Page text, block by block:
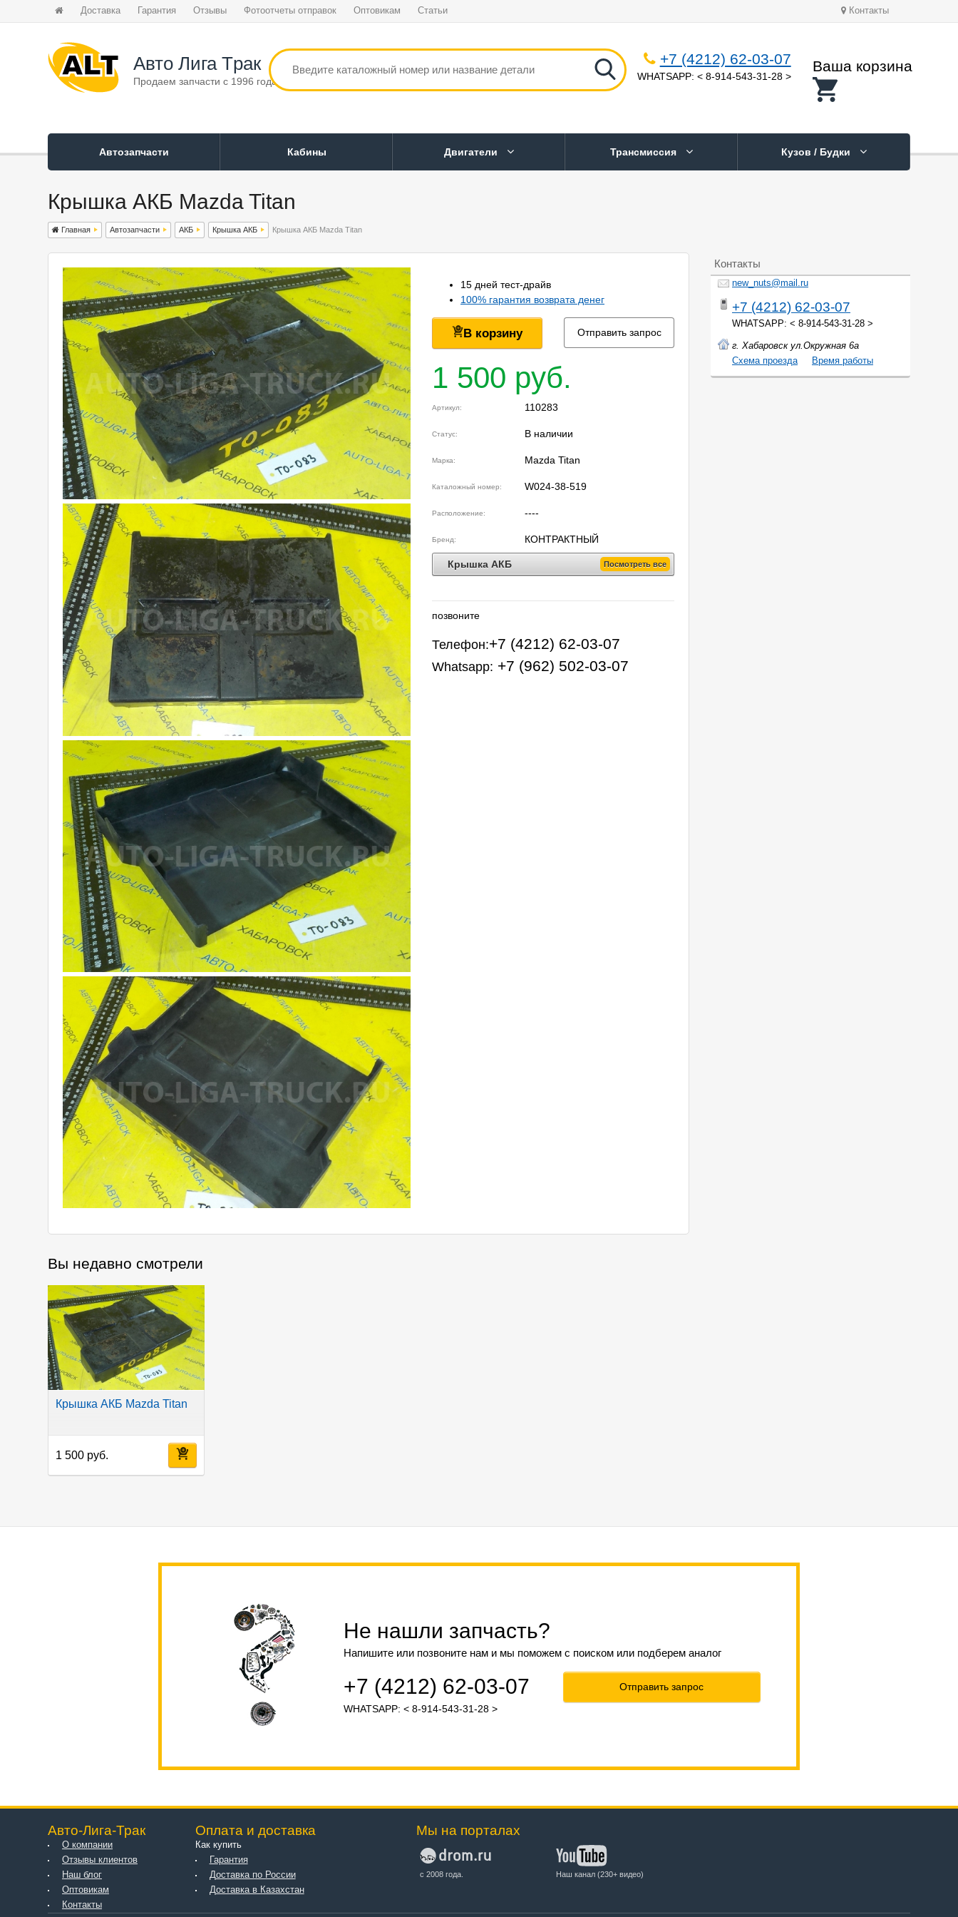
Доставка Гарантия Отзывы Фотоотчеты отправок Оптовикам Статьи Контакты
Авто Лига Tрак
Продаем запчасти с 1996 года
+7 (4212) 62-03-07
WHATSAPP: < 8-914-543-31-28 >
Ваша корзина
Автозапчасти Кабины Двигатели Трансмиссия Кузов / Будки
Крышка АКБ Mazda Titan
Главная Автозапчасти АКБ Крышка АКБ Крышка АКБ Mazda Titan
15 дней тест-драйв
100% гарантия возврата денег
В корзину Отправить запрос
1 500 руб.
Артикул: 110283
Статус: В наличии
Марка: Mazda Titan
Каталожный номер: W024-38-519
Расположение: ----
Бренд: КОНТРАКТНЫЙ
Крышка АКБ Посмотреть все
позвоните
Телефон:+7 (4212) 62-03-07
Whatsapp: +7 (962) 502-03-07
Вы недавно смотрели
Крышка АКБ Mazda Titan
1 500 руб.
Контакты
new_nuts@mail.ru
+7 (4212) 62-03-07
WHATSAPP: < 8-914-543-31-28 >
г. Хабаровск ул.Окружная 6а
Cхема проезда
Время работы
Не нашли запчасть?
Напишите или позвоните нам и мы поможем с поиском или подберем аналог
+7 (4212) 62-03-07
WHATSAPP: < 8-914-543-31-28 >
Отправить запрос
Авто-Лига-Трак
О компании
Отзывы клиентов
Наш блог
Оптовикам
Контакты
Оплата и доставка
Как купить
Гарантия
Доставка по России
Доставка в Казахстан
Мы на порталах
с 2008 года. Наш канал (230+ видео)